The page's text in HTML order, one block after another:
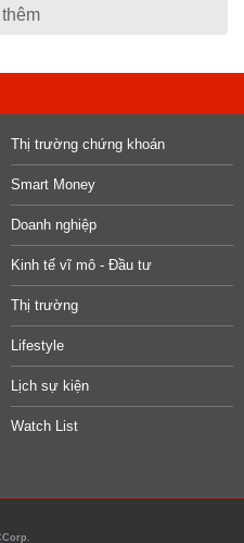
Thị trường chứng khoán
Smart Money
Doanh nghiệp
Kinh tế vĩ mô - Đầu tư
Thị trường
Lifestyle
Lịch sự kiện
Watch List